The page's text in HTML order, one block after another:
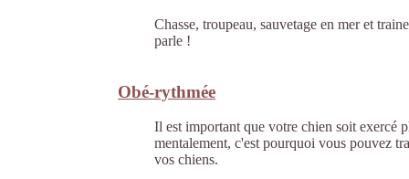
Chasse, troupeau, sauvetage en mer et
parle !
Obé-rythmée
Il est important que votre chien soit exercé
mentalement, c'est pourquoi vous pouvez
vos chiens.